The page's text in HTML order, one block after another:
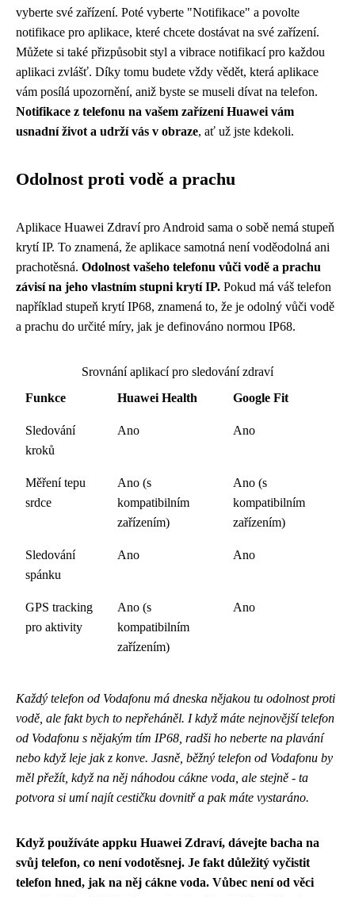
vyberte své zařízení. Poté vyberte "Notifikace" a povolte
notifikace pro aplikace, které chcete dostávat na své zařízení.
Můžete si také přizpůsobit styl a vibrace notifikací pro každou
aplikaci zvlášť. Díky tomu budete vždy vědět, která aplikace
vám posílá upozornění, aniž byste se museli dívat na telefon.
Notifikace z telefonu na vašem zařízení Huawei vám
usnadní život a udrží vás v obraze, ať už jste kdekoli.
Odolnost proti vodě a prachu
Aplikace Huawei Zdraví pro Android sama o sobě nemá stupeň
krytí IP. To znamená, že aplikace samotná není voděodolná ani
prachotěsná. Odolnost vašeho telefonu vůči vodě a prachu
závisí na jeho vlastním stupni krytí IP. Pokud má váš telefon
například stupeň krytí IP68, znamená to, že je odolný vůči vodě
a prachu do určité míry, jak je definováno normou IP68.
Srovnání aplikací pro sledování zdraví
Funkce
Huawei Health Google Fit
Sledování
kroků
Ano Ano
Měření tepu
srdce
Ano (s
kompatibilním
zařízením)
Ano (s
kompatibilním
zařízením)
Sledování
spánku
Ano Ano
GPS tracking
pro aktivity
Ano (s
kompatibilním
zařízením)
Ano
Každý telefon od Vodafonu má dneska nějakou tu odolnost proti
vodě, ale fakt bych to nepřeháněl. I když máte nejnovější telefon
od Vodafonu s nějakým tím IP68, radši ho neberte na plavání
nebo když leje jak z konve. Jasně, běžný telefon od Vodafonu by
měl přežít, když na něj náhodou cákne voda, ale stejně - ta
potvora si umí najít cestičku dovnitř a pak máte vystaráno.
Když používáte appku Huawei Zdraví, dávejte bacha na
svůj telefon, co není vodotěsnej. Je fakt důležitý vyčistit
telefon hned, jak na něj cákne voda. Vůbec není od věci